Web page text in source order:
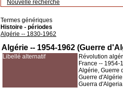
Nouvelle recherche
Termes génériques
Histoire - périodes
Algérie -- 1830-1962
Algérie -- 1954-1962 (Guerre
Libellé alternatif
Révolution
France -- 1954-
Algérie, Guerre
Guerre
Guerra